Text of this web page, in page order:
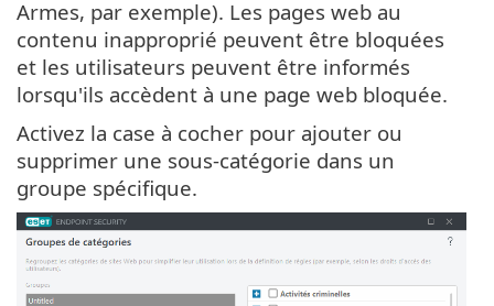
Armes, par exemple). Les pages web au
contenu inapproprié peuvent être bloquées
et les utilisateurs peuvent être informés
lorsqu'ils accèdent à une page web bloquée.
Activez la case à cocher pour ajouter ou
supprimer une sous-catégorie dans un
groupe spécifique.